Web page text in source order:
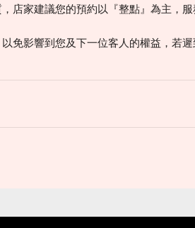
店家建議您的預約以『整點』為主，
免影響到您及下一位客人的權益，若